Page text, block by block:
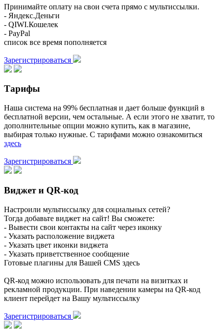
Принимайте оплату на свои счета прямо с мультиссылки.
- Яндекс.Деньги
- QIWI.Кошелек
- PayPal
список все время пополняется
Зарегистрироваться
Тарифы
Наша система на 99% бесплатная и дает больше функций в
бесплатной версии, чем остальные. А если этого не хватит, то
дополнительные опции можно купить, как в магазине,
выбирая только нужные. С тарифами можно ознакомиться
здесь
Зарегистрироваться
Виджет и QR-код
Настроили мультиссылку для социальных сетей?
Тогда добавьте виджет на сайт! Вы сможете:
- Вывести свои контакты на сайт через иконку
- Указать расположение виджета
- Указать цвет иконки виджета
- Указать приветственное сообщение
Готовые плагины для Вашей CMS здесь
QR-код можно использовать для печати на визитках и
рекламной продукции. При наведении камеры на QR-код
клиент перейдет на Вашу мультиссылку
Зарегистрироваться